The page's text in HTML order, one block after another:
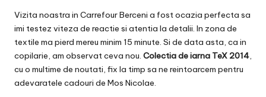
Vizita noastra in Carrefour Berceni a fost ocazia perfecta sa
imi testez viteza de reactie si atentia la detalii. In zona de
textile ma pierd mereu minim 15 minute. Si de data asta, ca in
copilarie, am observat ceva nou. Colectia de iarna TeX 2014
cu o multime de noutati, fix la timp sa ne reintoarcem pentru
adevaratele cadouri de Mos Nicolae.